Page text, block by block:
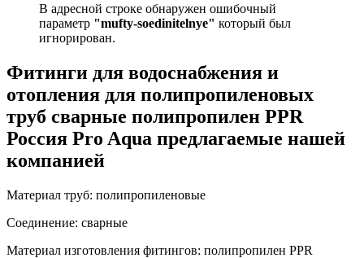
В адресной строке обнаружен ошибочный
параметр "mufty-soedinitelnye" который был
игнорирован.
Фитинги для водоснабжения и
отопления для полипропиленовых
труб сварные полипропилен PPR
Россия Pro Aqua предлагаемые нашей
компанией
Материал труб: полипропиленовые
Соединение: сварные
Материал изготовления фитингов: полипропилен PPR